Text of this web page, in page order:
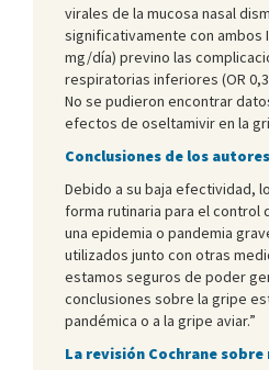
virales de la mucosa nasal
significativamente con ambos
mg/día) previno las
respiratorias inferiores (OR
No se pudieron encontrar
efectos de oseltamivir en la
Conclusiones de los autores
Debido a su baja efectividad,
forma rutinaria para el control
una epidemia o pandemia
utilizados junto con otras
estamos seguros de poder
conclusiones sobre la gripe
pandémica o a la gripe aviar.”
La revisión Cochrane